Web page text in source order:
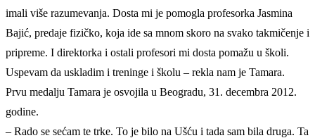
imali više razumevanja. Dosta mi je pomogla profesorka Jasmina
Bajić, predaje fizičko, koja ide sa mnom skoro na svako takmičenje i
pripreme. I direktorka i ostali profesori mi dosta pomažu u školi.
Uspevam da uskladim i treninge i školu – rekla nam je Tamara.
Prvu medalju Tamara je osvojila u Beogradu, 31. decembra 2012.
godine.
– Rado se sećam te trke. To je bilo na Ušću i tada sam bila druga. Ta